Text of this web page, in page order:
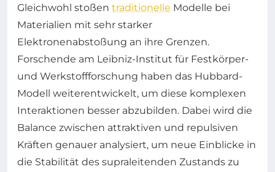
Gleichwohl stoßen traditionelle Modelle bei
Materialien mit sehr starker
Elektronenabstoßung an ihre Grenzen.
Forschende am Leibniz-Institut für Festkörper-
und Werkstoffforschung haben das Hubbard-
Modell weiterentwickelt, um diese komplexen
Interaktionen besser abzubilden. Dabei wird die
Balance zwischen attraktiven und repulsiven
Kräften genauer analysiert, um neue Einblicke in
die Stabilität des supraleitenden Zustands zu